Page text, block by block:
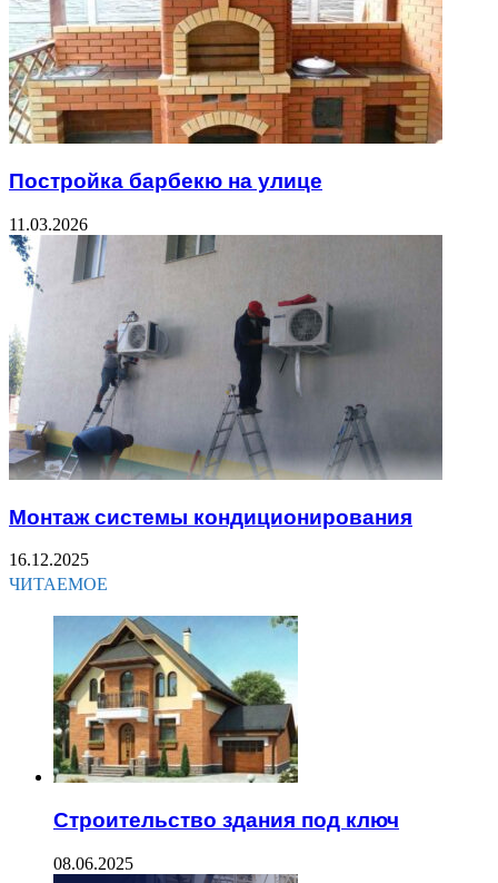
Постройка барбекю на улице
11.03.2026
Монтаж системы кондиционирования
16.12.2025
ЧИТАЕМОЕ
Строительство здания под ключ
08.06.2025